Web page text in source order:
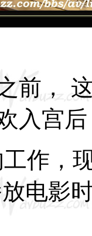
前，
入宫
作，
电影